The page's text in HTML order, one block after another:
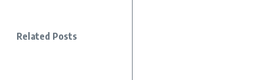
Related Posts